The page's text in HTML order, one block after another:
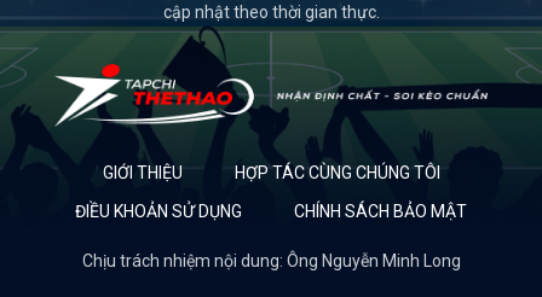
cập nhật theo thời gian thực.
GIỚI THIỆU
HỢP TÁC CÙNG CHÚNG TÔI
ĐIỀU KHOẢN SỬ DỤNG
CHÍNH SÁCH BẢO MẬT
Chịu trách nhiệm nội dung: Ông Nguyễn Minh Long